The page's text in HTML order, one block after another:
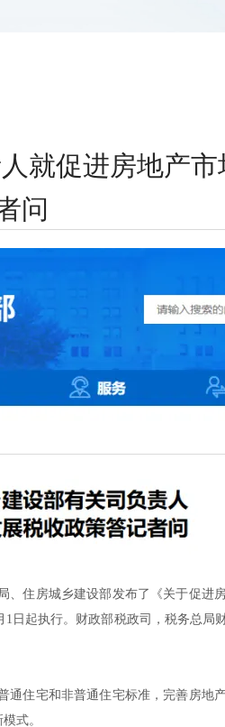
就促进房地产
问
住房城乡建设部发布了《关于促进
日起执行。财政部税政司，税务总局
住宅和非普通住宅标准，完善房地
式。